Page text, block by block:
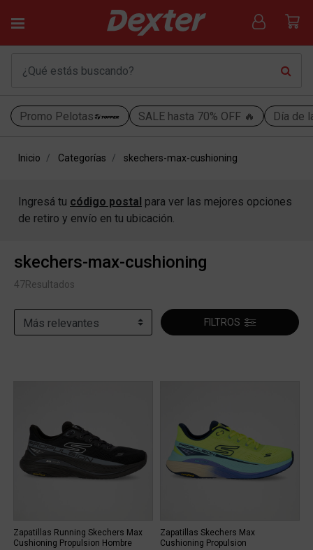
Promo Pelotas SALE hasta 70% OFF 🔥 Día de
Inicio Categorías skechers-max-cushioning
Ingresá tu código postal para ver las mejores opciones
de retiro y envío en tu ubicación.
skechers-max-cushioning
47Resultados
FILTROS
Zapatillas Running Skechers Max
Cushioning Propulsion Hombre
Zapatillas Skechers Max
Cushioning Propulsion